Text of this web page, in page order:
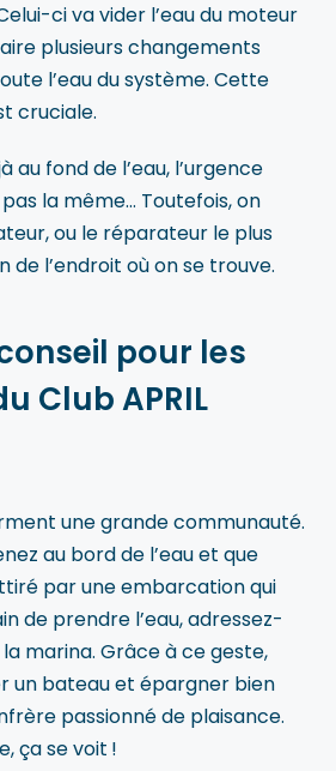
ci va vider l’eau du moteur
plusieurs changements
l’eau du système. Cette
cruciale.
au fond de l’eau, l’urgence
la même… Toutefois, on
ou le réparateur le plus
de l’endroit où on se trouve.
pour les
Club APRIL
une grande communauté.
au bord de l’eau et que
par une embarcation qui
de prendre l’eau, adressez-
marina. Grâce à ce geste,
un bateau et épargner bien
passionné de plaisance.
ça se voit !